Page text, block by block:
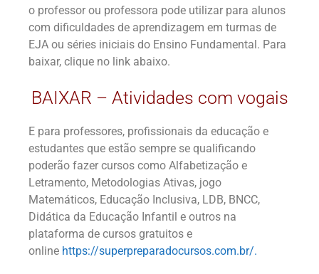
o professor ou professora pode utilizar para alunos
com dificuldades de aprendizagem em turmas de
EJA ou séries iniciais do Ensino Fundamental. Para
baixar, clique no link abaixo.
BAIXAR – Atividades com vogais
E para professores, profissionais da educação e
estudantes que estão sempre se qualificando
poderão fazer cursos como Alfabetização e
Letramento, Metodologias Ativas, jogo
Matemáticos, Educação Inclusiva, LDB, BNCC,
Didática da Educação Infantil e outros na
plataforma de cursos gratuitos e
online https://superpreparadocursos.com.br/.